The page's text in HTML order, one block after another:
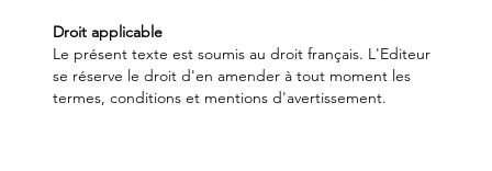
Droit applicable
Le présent texte est soumis au droit français. L'Editeur
se réserve le droit d'en amender à tout moment les
termes, conditions et mentions d'avertissement.